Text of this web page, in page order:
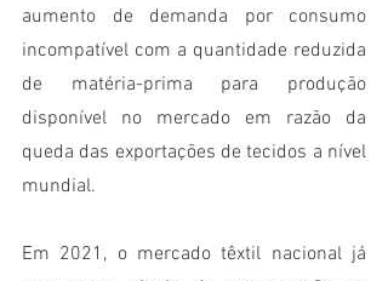
aumento de demanda por consumo
incompatível com a quantidade reduzida
de matéria-prima para produção
disponível no mercado em razão da
queda das exportações de tecidos a nível
mundial.
Em 2021, o mercado têxtil nacional já